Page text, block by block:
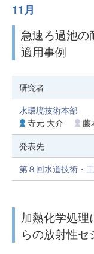
11月
急速ろ過池の
適用事例
研究者
水環境技術本部
寺元 大介
藤
発表先
第８回水道技術・
加熱化学処理
らの放射性セ